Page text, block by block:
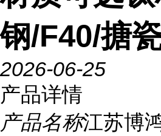
钢/F40/搪
2026-06-25
产品详情
产品名称江苏博